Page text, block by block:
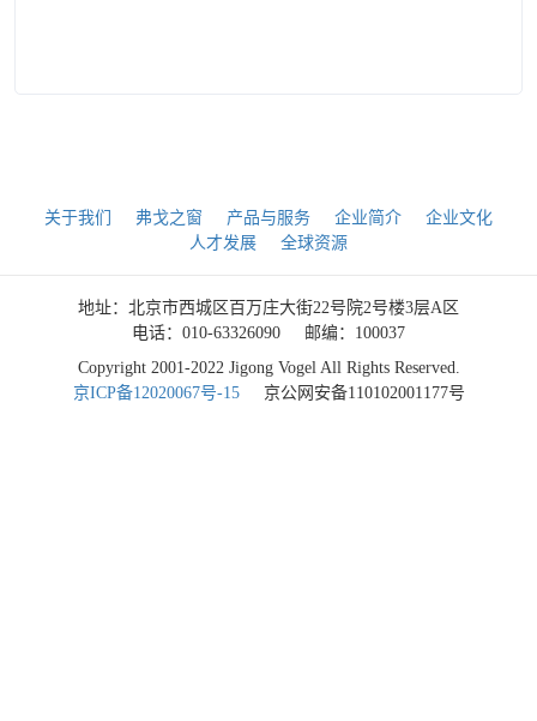
关于我们 弗戈之窗 产品与服务 企业简介
企业文化
人才发展
全球资源
地址：北京市西城区百万庄大街22号院2号楼3层A区
电话：010-63326090
邮编：100037
Copyright 2001-2022 Jigong Vogel All Rights Reserved.
京ICP备12020067号-15
京公网安备110102001177号